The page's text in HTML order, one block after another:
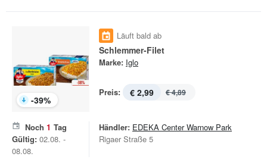
-39%
Läuft bald ab
Schlemmer-Filet
Marke: Iglo
Preis: € 2,99 € 4,89
Noch 1 Tag
Gültig: 02.08. -
08.08.
Händler: EDEKA Center Warnow Park
Rigaer Straße 5